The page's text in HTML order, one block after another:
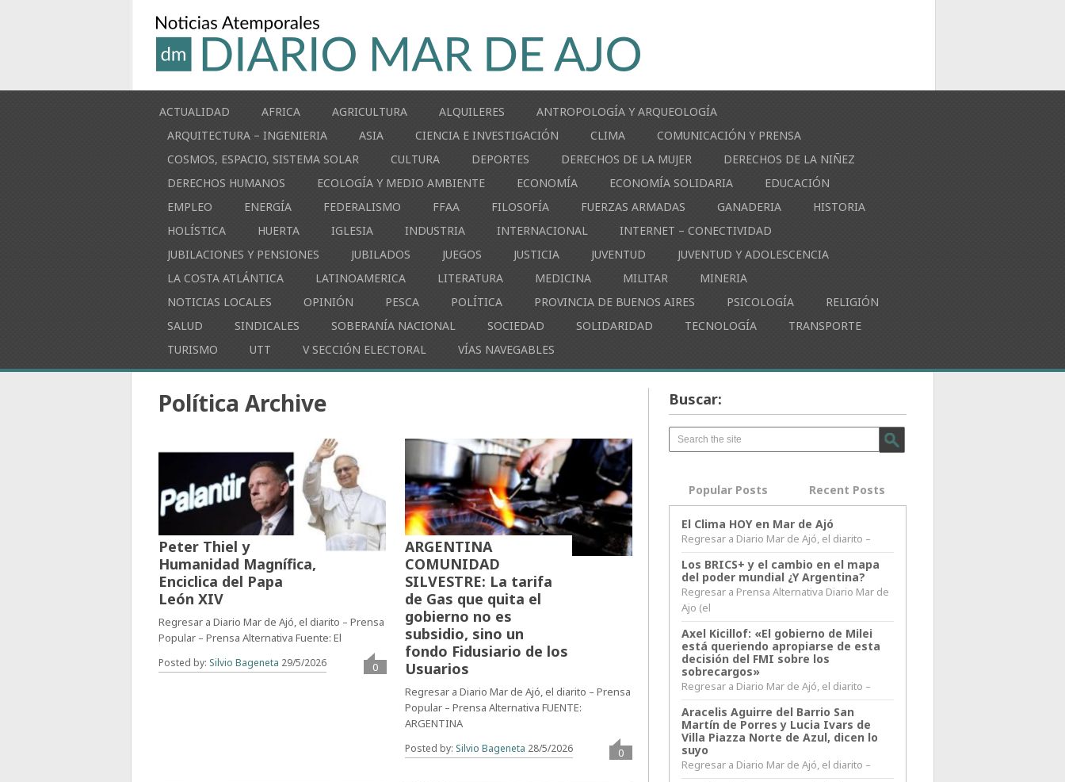
ACTUALIDAD AFRICA AGRICULTURA ALQUILERES
ANTROPOLOGÍA Y ARQUEOLOGÍA
ARQUITECTURA – INGENIERIA
ASIA CIENCIA E INVESTIGACIÓN CLIMA
COMUNICACIÓN Y PRENSA
COSMOS, ESPACIO, SISTEMA SOLAR
CULTURA DEPORTES DERECHOS DE LA MUJER
DERECHOS DE LA NIÑEZ
DERECHOS HUMANOS
ECOLOGÍA Y MEDIO AMBIENTE ECONOMÍA ECONOMÍA SOLIDARIA
EDUCACIÓN
EMPLEO
ENERGÍA FEDERALISMO FFAA FILOSOFÍA FUERZAS ARMADAS GANADERIA
HISTORIA
HOLÍSTICA
HUERTA IGLESIA INDUSTRIA INTERNACIONAL
INTERNET – CONECTIVIDAD
JUBILACIONES Y PENSIONES
JUBILADOS JUEGOS JUSTICIA JUVENTUD
JUVENTUD Y ADOLESCENCIA
LA COSTA ATLÁNTICA
LATINOAMERICA LITERATURA MEDICINA MILITAR
MINERIA
NOTICIAS LOCALES
OPINIÓN PESCA POLÍTICA PROVINCIA DE BUENOS AIRES PSICOLOGÍA
RELIGIÓN
SALUD
SINDICALES SOBERANÍA NACIONAL SOCIEDAD SOLIDARIDAD TECNOLOGÍA
TRANSPORTE
TURISMO
UTT V SECCIÓN ELECTORAL VÍAS NAVEGABLES
Política Archive
Peter Thiel y
Humanidad Magnífica,
Enciclica del Papa
León XIV
Regresar a Diario Mar de Ajó, el diarito – Prensa
Popular – Prensa Alternativa Fuente: El
Posted by: Silvio Bageneta 29/5/2026 0
ARGENTINA
COMUNIDAD
SILVESTRE: La tarifa
de Gas que quita el
gobierno no es
subsidio, sino un
fondo Fidusiario de los
Usuarios
Regresar a Diario Mar de Ajó, el diarito – Prensa
Popular – Prensa Alternativa FUENTE:
ARGENTINA
Posted by: Silvio Bageneta 28/5/2026 0
Buscar:
Popular Posts Recent Posts
El Clima HOY en Mar de Ajó
Regresar a Diario Mar de Ajó, el diarito –
Los BRICS+ y el cambio en el mapa
del poder mundial ¿Y Argentina?
Regresar a Prensa Alternativa Diario Mar de
Ajo (el
Axel Kicillof: «El gobierno de Milei
está queriendo apropiarse de esta
decisión del FMI sobre los
sobrecargos»
Regresar a Diario Mar de Ajó, el diarito –
Aracelis Aguirre del Barrio San
Martín de Porres y Lucia Ivars de
Villa Piazza Norte de Azul, dicen lo
suyo
Regresar a Diario Mar de Ajó, el diarito –